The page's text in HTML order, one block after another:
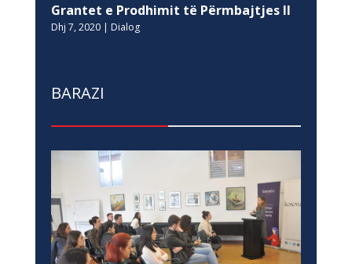
Grantet e Prodhimit të Përmbajtjes II
Dhj 7, 2020| Dialog
BARAZI